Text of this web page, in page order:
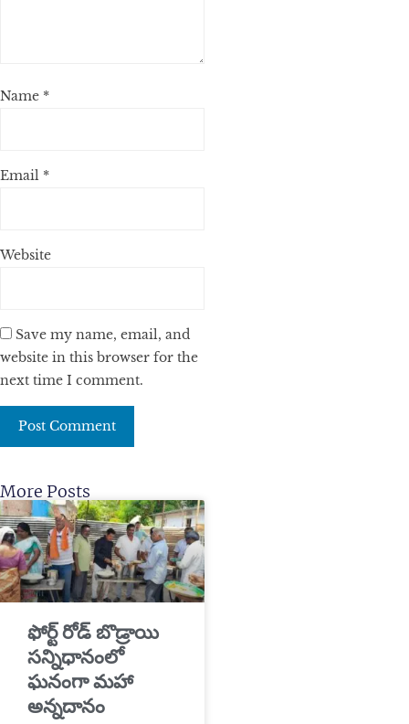
Name *
Email *
Website
Save my name, email, and
website in this browser for the
next time I comment.
More Posts
​ఫోర్ట్ రోడ్ బొడ్రాయి
సన్నిధానంలో
ఘనంగా మహా
అన్నదానం